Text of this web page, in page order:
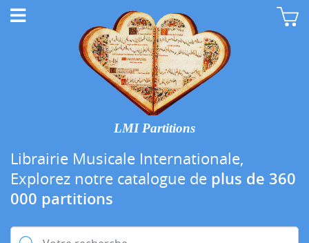
LMI Partitions
Librairie Musicale Internationale,
Explorez notre catalogue de plus de 360
000 partitions
Rechercher :